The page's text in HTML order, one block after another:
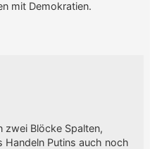
mit Demokratien.
zwei Blöcke Spalten,
Handeln Putins auch noch